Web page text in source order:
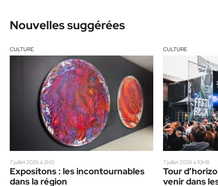
Nouvelles suggérées
CULTURE
7 juillet 2026 à 2h13
Expositons : les incontournables
dans la région
CULTURE
7 juillet 2026 à 10h18
Tour
venir dans